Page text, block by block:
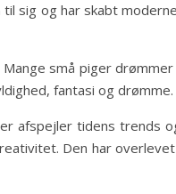
sig og har skabt
små piger
fantasi og drømme.
afspejler tidens trends
Den har